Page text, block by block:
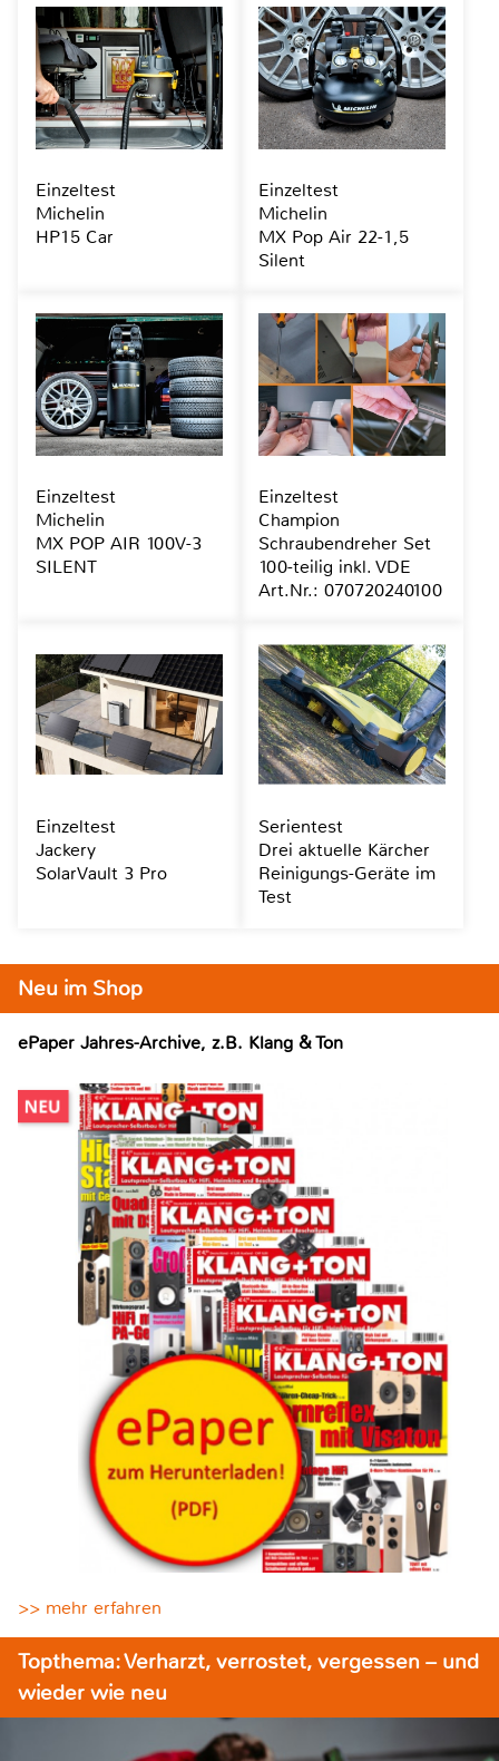
Neu im Shop
ePaper Jahres-Archive, z.B. Klang & Ton
>> mehr erfahren
Topthema: Verharzt, verrostet, vergessen – und
wieder wie neu
Einzeltest
Michelin
HP15 Car
Einzeltest
Michelin
MX Pop Air 22-1,5
Silent
Einzeltest
Michelin
MX POP AIR 100V-3
SILENT
Einzeltest
Champion
Schraubendreher Set
100-teilig inkl. VDE
Art.Nr.: 070720240100
Einzeltest
Jackery
SolarVault 3 Pro
Serientest
Drei aktuelle Kärcher
Reinigungs-Geräte im
Test